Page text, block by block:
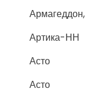
Артика-НН
Асто
Асто